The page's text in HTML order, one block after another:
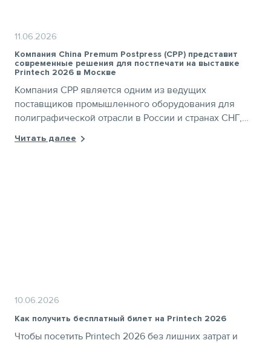
11.06.2026
Компания China Premum Postpress (CPP) представит
современные решения для постпечати на выставке
Printech 2026 в Москве
Компания CPP является одним из ведущих
поставщиков промышленного оборудования для
полиграфической отрасли в России и странах СНГ,
технологическая поддержка, поставка оригинальных
Читать далее
10.06.2026
Как получить бесплатный билет на Printech 2026
Чтобы посетить Printech 2026 без лишних затрат и